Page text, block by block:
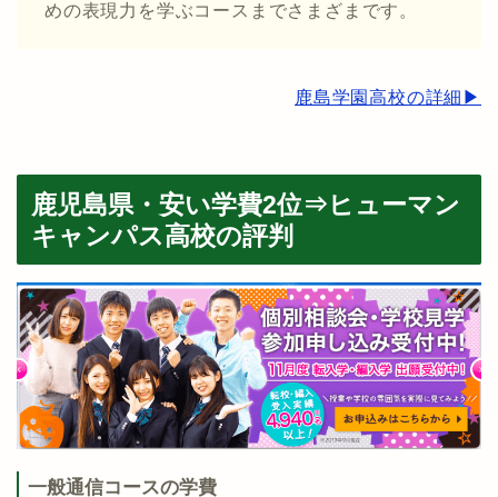
めの表現力を学ぶコースまでさまざまです。
鹿島学園高校の詳細▶︎
鹿児島県・安い学費2位⇒ヒューマン
キャンパス高校の評判
一般通信コースの学費